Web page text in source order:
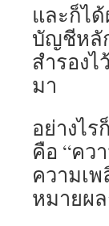
และก็ไ
บัญชีหลั
สำรอง
มา
อย่างไ
คือ “คว
ความเ
หมายผ